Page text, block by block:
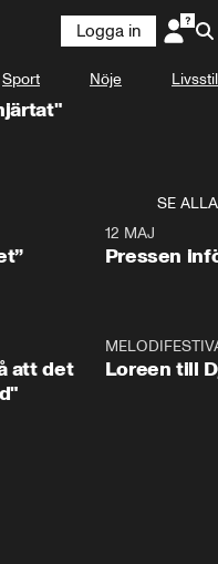
Logga in
Sport Nöje Livsstil
SE ALLA
12 MAJ
Pressen
att det
Loreen till